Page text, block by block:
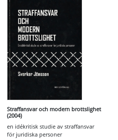
Straffansvar och modern brottslighet
(2004)
en idékritisk studie av straffansvar
för juridiska personer